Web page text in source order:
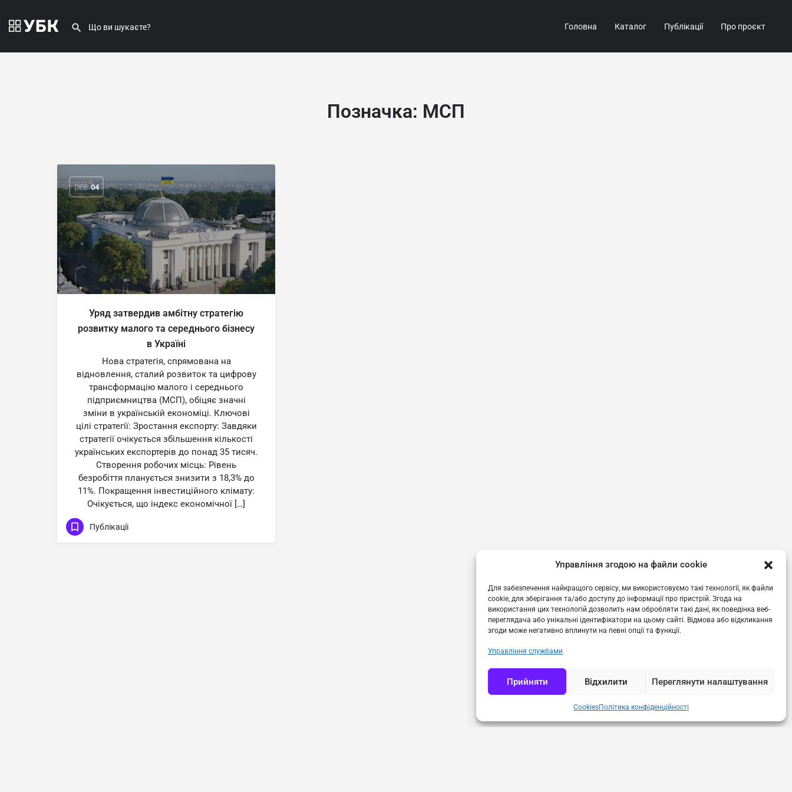
Управління згодою на файли cookie
Для забезпечення найкращого сервісу, ми використовуємо такі технології, як файли
cookie, для зберігання та/або доступу до інформації про пристрій. Згода на
використання цих технологій дозволить нам обробляти такі дані, як поведінка веб-
переглядача або унікальні ідентифікатори на цьому сайті. Відмова або відкликання
згоди може негативно вплинути на певні опції та функції.
Управління службами
Прийняти Відхилити Переглянути налаштування
CookiesПолітика конфіденційності
Головна Каталог Публікації Про проєкт
Позначка: МСП
ВЕР 04
Уряд затвердив амбітну стратегію
розвитку малого та середнього бізнесу
в Україні
Нова стратегія, спрямована на
відновлення, сталий розвиток та цифрову
трансформацію малого і середнього
підприємництва (МСП), обіцяє значні
зміни в українській економіці. Ключові
цілі стратегії: Зростання експорту: Завдяки
стратегії очікується збільшення кількості
українських експортерів до понад 35 тисяч.
Створення робочих місць: Рівень
безробіття планується знизити з 18,3% до
11%. Покращення інвестиційного клімату:
Очікується, що індекс економічної […]
Публікації